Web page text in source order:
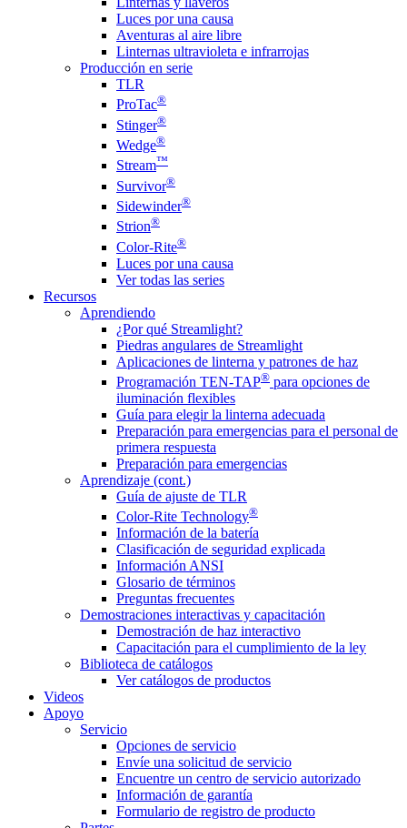
Luces por una causa
Aventuras al aire libre
Linternas ultravioleta e infrarrojas
Producción en serie
TLR
ProTac®
Stinger®
Wedge®
Stream™
Survivor®
Sidewinder®
Strion®
Color-Rite®
Luces por una causa
Ver todas las series
Recursos
Aprendiendo
¿Por qué Streamlight?
Piedras angulares de Streamlight
Aplicaciones de linterna y patrones de haz
Programación TEN-TAP® para opciones de
iluminación flexibles
Guía para elegir la linterna adecuada
Preparación para emergencias para el personal de
primera respuesta
Preparación para emergencias
Aprendizaje (cont.)
Guía de ajuste de TLR
Color-Rite Technology®
Información de la batería
Clasificación de seguridad explicada
Información ANSI
Glosario de términos
Preguntas frecuentes
Demostraciones interactivas y capacitación
Demostración de haz interactivo
Capacitación para el cumplimiento de la ley
Biblioteca de catálogos
Ver catálogos de productos
Videos
Apoyo
Servicio
Opciones de servicio
Envíe una solicitud de servicio
Encuentre un centro de servicio autorizado
Información de garantía
Formulario de registro de producto